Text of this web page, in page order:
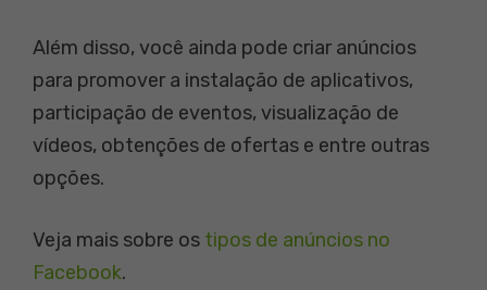
Além disso, você ainda pode criar anúncios
para promover a instalação de aplicativos,
participação de eventos, visualização de
vídeos, obtenções de ofertas e entre outras
opções.
Veja mais sobre os tipos de anúncios no
Facebook.